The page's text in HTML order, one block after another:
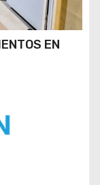
EN